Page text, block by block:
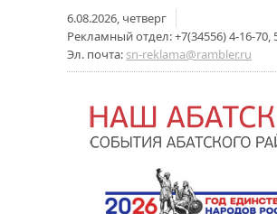
6.08.2026, четверг
Рекламный отдел: +7(34556) 4-16-70,
Эл. почта: sn-reklama@rambler.ru